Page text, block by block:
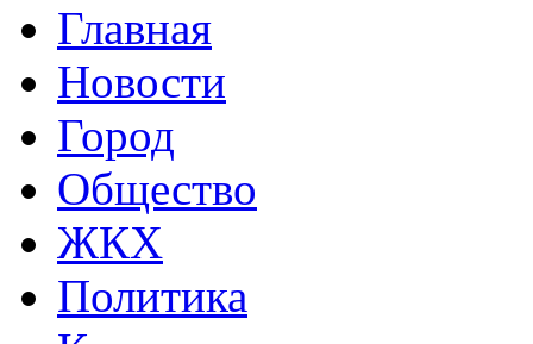
Главная
Новости
Город
Общество
ЖКХ
Политика